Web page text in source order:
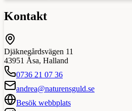
Kontakt
Djäknegårdsvägen 11
43951 Åsa, Halland
0736 21 07 36
andrea@naturensguld.se
Besök webbplats